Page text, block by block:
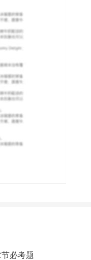
必考题